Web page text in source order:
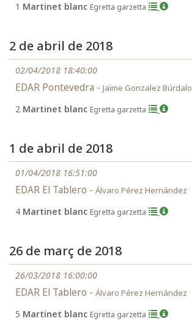
1 Martinet blanc Egretta garzetta
2 de abril de 2018
02/04/2018 18:40:00
EDAR Pontevedra - Jaime Gonzalez Búrdalo
2 Martinet blanc Egretta garzetta
1 de abril de 2018
01/04/2018 16:51:00
EDAR El Tablero - Álvaro Pérez Hernández
4 Martinet blanc Egretta garzetta
26 de març de 2018
26/03/2018 16:00:00
EDAR El Tablero - Álvaro Pérez Hernández
5 Martinet blanc Egretta garzetta